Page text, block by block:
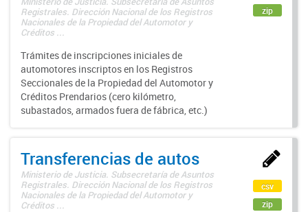
Registrales. Dirección Nacional de los Registros
Nacionales de la Propiedad del Automotor y
Créditos ...
Trámites de inscripciones iniciales de
automotores inscriptos en los Registros
Seccionales de la Propiedad del Automotor y
Créditos Prendarios (cero kilómetro,
subastados, armados fuera de fábrica, etc.)
zip
Transferencias de autos
Ministerio de Justicia. Subsecretaría de Asuntos
Registrales. Dirección Nacional de los Registros
Nacionales de la Propiedad del Automotor y
Créditos ...
csv
zip